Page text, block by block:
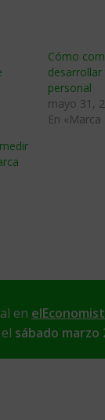
Cómo
personal
mayo 31,
En
en
sábado marzo